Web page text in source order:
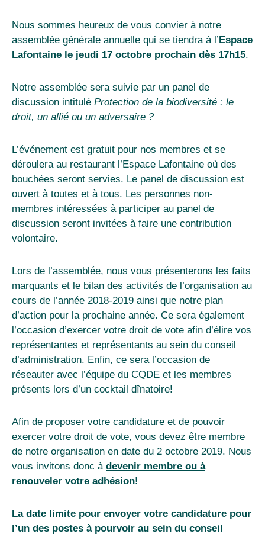
Nous sommes heureux de vous convier à notre
assemblée générale annuelle qui se tiendra à l’Espace
Lafontaine le jeudi 17 octobre prochain dès 17h15.
Notre assemblée sera suivie par un panel de
discussion intitulé Protection de la biodiversité : le
droit, un allié ou un adversaire ?
L’événement est gratuit pour nos membres et se
déroulera au restaurant l’Espace Lafontaine où des
bouchées seront servies. Le panel de discussion est
ouvert à toutes et à tous. Les personnes non-
membres intéressées à participer au panel de
discussion seront invitées à faire une contribution
volontaire.
Lors de l’assemblée, nous vous présenterons les faits
marquants et le bilan des activités de l’organisation au
cours de l’année 2018-2019 ainsi que notre plan
d’action pour la prochaine année. Ce sera également
l’occasion d’exercer votre droit de vote afin d’élire vos
représentantes et représentants au sein du conseil
d’administration. Enfin, ce sera l’occasion de
réseauter avec l’équipe du CQDE et les membres
présents lors d’un cocktail dînatoire!
Afin de proposer votre candidature et de pouvoir
exercer votre droit de vote, vous devez être membre
de notre organisation en date du 2 octobre 2019. Nous
vous invitons donc à devenir membre ou à
renouveler votre adhésion!
La date limite pour envoyer votre candidature pour
l’un des postes à pourvoir au sein du conseil